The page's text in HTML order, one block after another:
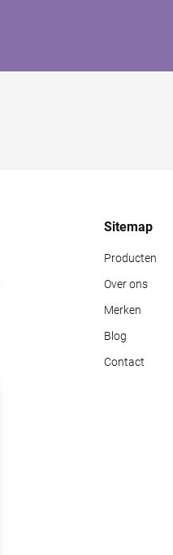
Sitemap
Producten
Over ons
Merken
Blog
Contact